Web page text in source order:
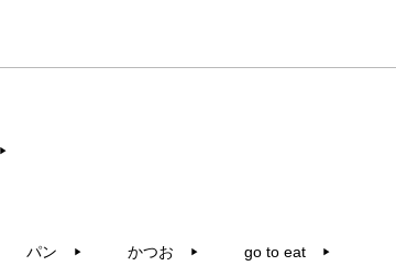
▶︎
パン ▶︎ かつお ▶︎ go to eat ▶︎